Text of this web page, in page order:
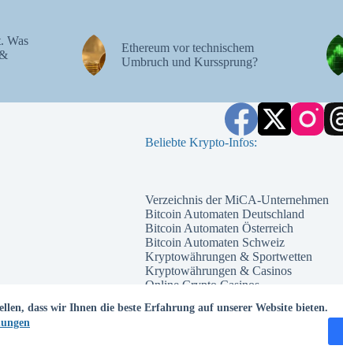
dass wir Ihnen die beste Erfahrung auf unserer Website bieten.
Was
Ethereum vor technischem
Umbruch und Kurssprung?
Beliebte Krypto-Infos:
Verzeichnis der MiCA-Unternehmen
Bitcoin Automaten Deutschland
Bitcoin Automaten Österreich
Bitcoin Automaten Schweiz
Kryptowährungen & Sportwetten
Kryptowährungen & Casinos
Online Crypto Casinos
Welche Kryptowährung 2026